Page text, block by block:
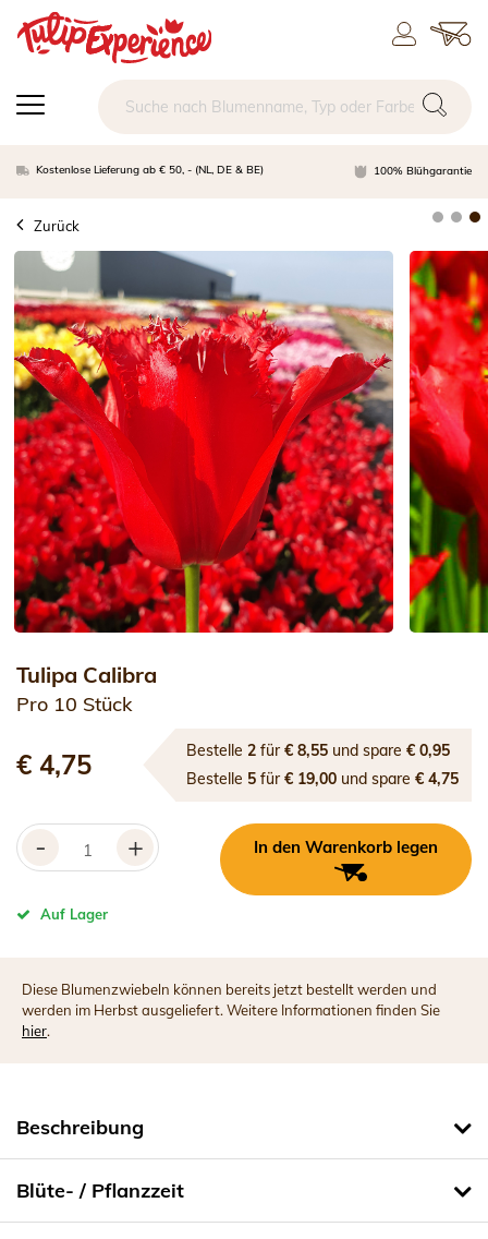
Kostenlose Lieferung ab € 50, - (NL, DE & BE) 100% Blühgarantie
Zurück
Tulipa Calibra
Pro 10 Stück
€ 4,75 Bestelle2 für€ 8,55 und spare€ 0,95
Bestelle 5 für€ 19,00 und spare€ 4,75
- + In den Warenkorb legen
Auf Lager
Diese Blumenzwiebeln können bereits jetzt bestellt werden und
werden im Herbst ausgeliefert. Weitere Informationen finden Sie
hier.
Beschreibung
Blüte- / Pflanzzeit